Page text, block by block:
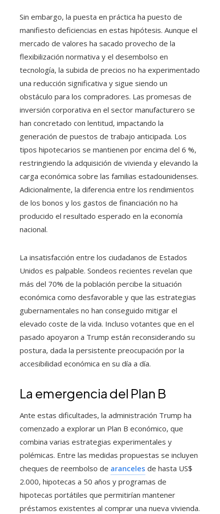
Sin embargo, la puesta en práctica ha puesto de
manifiesto deficiencias en estas hipótesis. Aunque el
mercado de valores ha sacado provecho de la
flexibilización normativa y el desembolso en
tecnología, la subida de precios no ha experimentado
una reducción significativa y sigue siendo un
obstáculo para los compradores. Las promesas de
inversión corporativa en el sector manufacturero se
han concretado con lentitud, impactando la
generación de puestos de trabajo anticipada. Los
tipos hipotecarios se mantienen por encima del 6 %,
restringiendo la adquisición de vivienda y elevando la
carga económica sobre las familias estadounidenses.
Adicionalmente, la diferencia entre los rendimientos
de los bonos y los gastos de financiación no ha
producido el resultado esperado en la economía
nacional.
La insatisfacción entre los ciudadanos de Estados
Unidos es palpable. Sondeos recientes revelan que
más del 70% de la población percibe la situación
económica como desfavorable y que las estrategias
gubernamentales no han conseguido mitigar el
elevado coste de la vida. Incluso votantes que en el
pasado apoyaron a Trump están reconsiderando su
postura, dada la persistente preocupación por la
accesibilidad económica en su día a día.
La emergencia del Plan B
Ante estas dificultades, la administración Trump ha
comenzado a explorar un Plan B económico, que
combina varias estrategias experimentales y
polémicas. Entre las medidas propuestas se incluyen
cheques de reembolso de aranceles de hasta US$
2.000, hipotecas a 50 años y programas de
hipotecas portátiles que permitirían mantener
préstamos existentes al comprar una nueva vivienda.